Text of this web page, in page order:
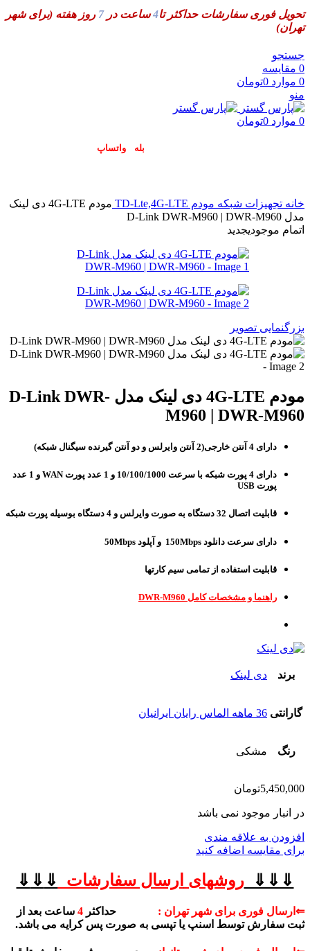
تحویل فوری سفارشات حداکثر تا4ساعت در7 روز هفته (برای شهر
تهران)
جستجو
0 مقایسه
0 موارد 0تومان
منو
0 موارد 0تومان
بله واتساپ
خانه تجهیزات شبکه مودم TD-Lte,4G-LTE
مودم 4G-LTE دی لینک
مدل D-Link DWR-M960 | DWR-M960
اتمام موجودیجدید
بزرگنمایی تصویر
مودم 4G-LTE دی لینک مدل D-Link DWR-
M960 | DWR-M960
دارای 4 آنتن خارجی(2 آنتن وایرلس و دو آنتن گیرنده سیگنال شبکه)
دارای 4 پورت شبکه با سرعت 10/100/1000 و 1 عدد پورت WAN و 1 عدد
پورت USB
قابلیت اتصال 32 دستگاه به صورت وایرلس و 4 دستگاه بوسیله پورت شبکه
دارای سرعت دانلود 150Mbps و آپلود 50Mbps
قابلیت استفاده از تمامی سیم کارتها
راهنما و مشخصات کامل DWR-M960
برند دی لینک
گارانتی 36 ماهه الماس رایان ایرانیان
رنگ مشکی
5,450,000تومان
در انبار موجود نمی باشد
افزودن به علاقه مندی
برای مقایسه اضافه کنید
⇓⇓⇓روشهای ارسال سفارشات ⇓
⇓
⇓
⇐ارسال فوری برای شهر تهران : حداکثر 4 ساعت بعد از
ثبت سفارش توسط اسنپ یا تپسی به صورت پس کرایه می باشد.